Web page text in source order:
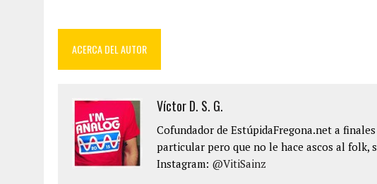
ACERCA DEL AUTOR
Víctor D. S. G.
Cofundador de EstúpidaFregona.net a
particular pero que no le hace ascos al
Instagram: @VitiSainz